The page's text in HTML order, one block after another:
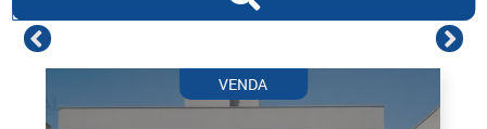
VENDA